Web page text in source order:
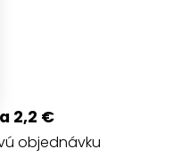
2,2 €
objednávku